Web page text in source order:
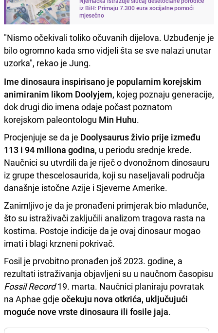
iz BiH: Primaju 7.300 eura socijalne pomoći
mjesečno
"Nismo očekivali toliko očuvanih dijelova. Uzbuđenje je
bilo ogromno kada smo vidjeli šta se sve nalazi unutar
uzorka", rekao je Jung.
Ime dinosaura inspirisano je popularnim korejskim
animiranim likom Doolyjem, kojeg poznaju generacije,
dok drugi dio imena odaje počast poznatom
korejskom paleontologu Min Huhu.
Procjenjuje se da je Doolysaurus živio prije između
113 i 94 miliona godina, u periodu srednje krede.
Naučnici su utvrdili da je riječ o dvonožnom dinosauru
iz grupe thescelosaurida, koji su naseljavali područja
današnje istočne Azije i Sjeverne Amerike.
Zanimljivo je da je pronađeni primjerak bio mladunče,
što su istraživači zaključili analizom tragova rasta na
kostima. Postoje indicije da je ovaj dinosaur mogao
imati i blagi krzneni pokrivač.
Fosil je prvobitno pronađen još 2023. godine, a
rezultati istraživanja objavljeni su u naučnom časopisu
Fossil Record19. marta. Naučnici planiraju povratak
na Aphae gdje očekuju nova otkrića, uključujući
moguće nove vrste dinosaura ili fosile jaja.